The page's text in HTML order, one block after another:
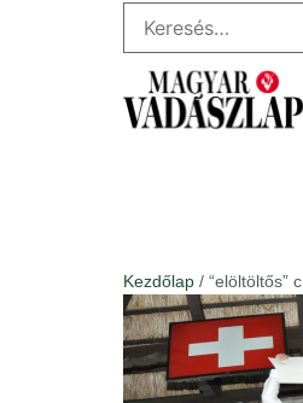
Kezdőlap / “elöltöltős”